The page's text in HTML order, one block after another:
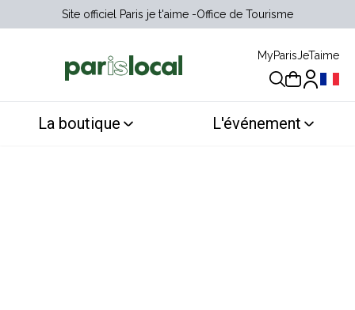
Site officiel Paris je t'aime Office de Tourisme
MyParisJeTaime
La boutique L'événement